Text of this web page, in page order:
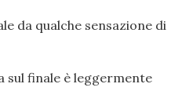
da qualche sensazione di
finale è leggermente